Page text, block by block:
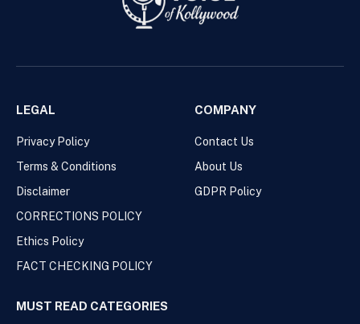
LEGAL
Privacy Policy
Terms & Conditions
Disclaimer
CORRECTIONS POLICY
Ethics Policy
FACT CHECKING POLICY
COMPANY
Contact Us
About Us
GDPR Policy
MUST READ CATEGORIES